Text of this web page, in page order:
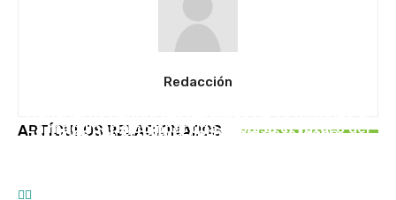
Redacción
ARTÍCULOS RELACIONADOS
mes por la bajada del precio de la leche
La maquinaria compartida impulsa el futuro del
Caixa Rural Galega impulsa Saberes do Monte